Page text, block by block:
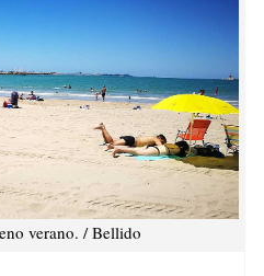
verano. / Bellido